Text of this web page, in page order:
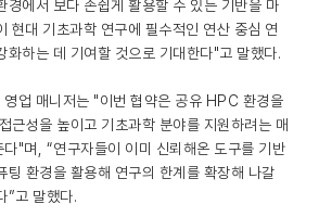
경에서 보다 손쉽게 활용할 수 있는 기반을 마
현대 기초과학 연구에 필수적인 연산 중심 연
화하는 데 기여할 것으로 기대한다"고 말했다.
영업 매니저는 "이번 협약은 공유 HPC 환경을
근성을 높이고 기초과학 분야를 지원하려는 매
"며, “연구자들이 이미 신뢰해온 도구를 기반
팅 환경을 활용해 연구의 한계를 확장해 나갈
”고 말했다.